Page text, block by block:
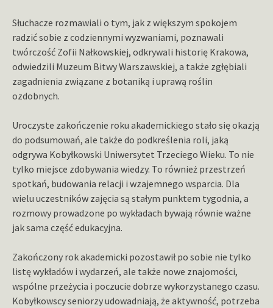
Słuchacze rozmawiali o tym, jak z większym spokojem
radzić sobie z codziennymi wyzwaniami, poznawali
twórczość Zofii Nałkowskiej, odkrywali historię Krakowa,
odwiedzili Muzeum Bitwy Warszawskiej, a także zgłębiali
zagadnienia związane z botaniką i uprawą roślin
ozdobnych.
Uroczyste zakończenie roku akademickiego stało się okazją
do podsumowań, ale także do podkreślenia roli, jaką
odgrywa Kobyłkowski Uniwersytet Trzeciego Wieku. To nie
tylko miejsce zdobywania wiedzy. To również przestrzeń
spotkań, budowania relacji i wzajemnego wsparcia. Dla
wielu uczestników zajęcia są stałym punktem tygodnia, a
rozmowy prowadzone po wykładach bywają równie ważne
jak sama część edukacyjna.
Zakończony rok akademicki pozostawił po sobie nie tylko
listę wykładów i wydarzeń, ale także nowe znajomości,
wspólne przeżycia i poczucie dobrze wykorzystanego czasu.
Kobyłkowscy seniorzy udowadniają, że aktywność, potrzeba